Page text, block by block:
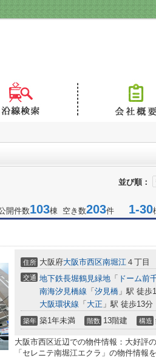
並び順：
開件数103棟 空き数203件 1-30
住所 大阪府大阪市西区南堀江 ４丁目
交通 地下鉄長堀鶴見緑地 「 ドーム前
南海汐見橋線 「 汐見橋 」駅 徒歩
大阪環状線 「 大正 」駅 徒歩13分
築年 築1年未満 階数 13階建 構造
大阪市西区近辺での物件情報：大好評
「セレニテ南堀江エクラ」の物件情報